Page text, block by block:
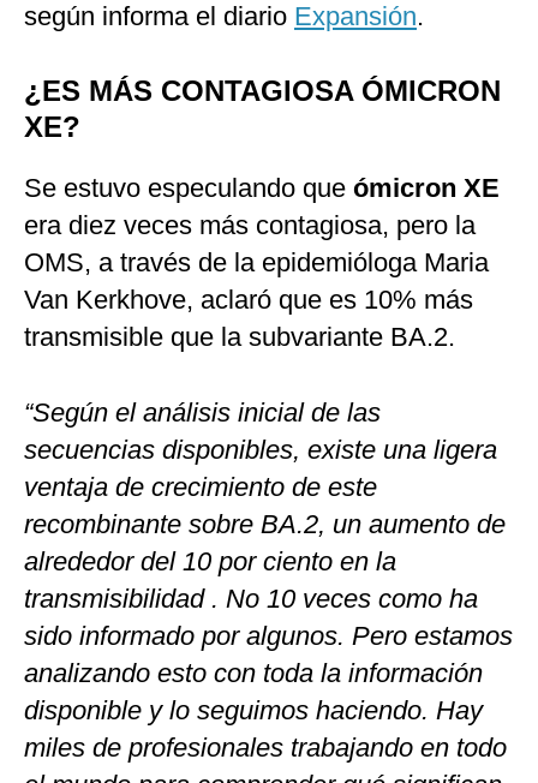
según informa el diario Expansión.
¿ES MÁS CONTAGIOSA ÓMICRON
XE?
Se estuvo especulando que ómicron XE
era diez veces más contagiosa, pero la
OMS, a través de la epidemióloga Maria
Van Kerkhove, aclaró que es 10% más
transmisible que la subvariante BA.2.
“Según el análisis inicial de las
secuencias disponibles, existe una ligera
ventaja de crecimiento de este
recombinante sobre BA.2, un aumento de
alrededor del 10 por ciento en la
transmisibilidad . No 10 veces como ha
sido informado por algunos. Pero estamos
analizando esto con toda la información
disponible y lo seguimos haciendo. Hay
miles de profesionales trabajando en todo